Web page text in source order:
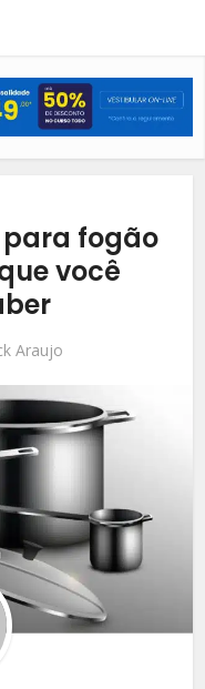
para fogão
você
Araujo